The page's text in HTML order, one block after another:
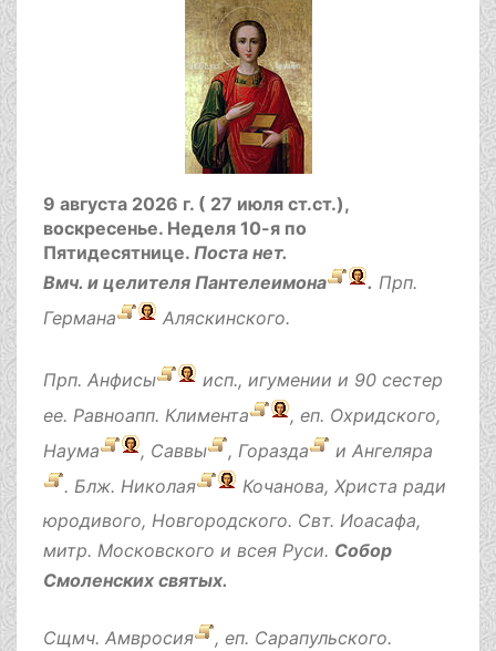
9 августа 2026 г. ( 27 июля ст.ст.),
воскресенье. Неделя 10-я по
Пятидесятнице. Поста нет.
Вмч. и целителя Пантелеимона . Прп.
Германа
Аляскинского.
Прп. Анфисы
исп., игумении и 90 сестер
ее. Равноапп. Климента
, еп. Охридского,
Наума
, Саввы , Горазда и Ангеляра
. Блж. Николая
Кочанова, Христа ради
юродивого, Новгородского. Свт. Иоасафа,
митр. Московского и всея Руси. Собор
Смоленских святых.
Сщмч. Амвросия
, еп. Сарапульского.